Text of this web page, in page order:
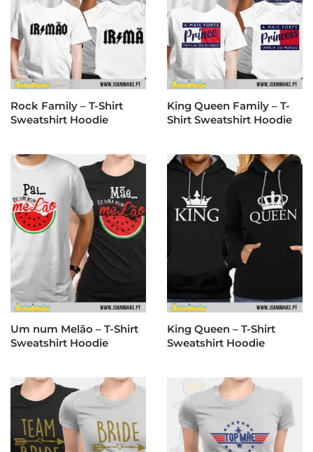
Rock Family – T-Shirt
Sweatshirt Hoodie
King Queen Family – T-
Shirt Sweatshirt Hoodie
Um num Melão – T-Shirt
Sweatshirt Hoodie
King Queen – T-Shirt
Sweatshirt Hoodie